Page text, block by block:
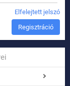
Elfelejtett jelszó
Regisztráció